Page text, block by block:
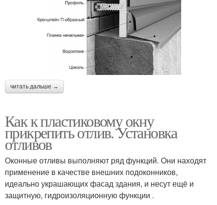
читать дальше →
Как к пластиковому окну
прикрепить отлив. Установка
отливов
Оконные отливы выполняют ряд функций. Они находят
применение в качестве внешних подоконников,
идеально украшающих фасад здания, и несут ещё и
защитную, гидроизоляционную функции .